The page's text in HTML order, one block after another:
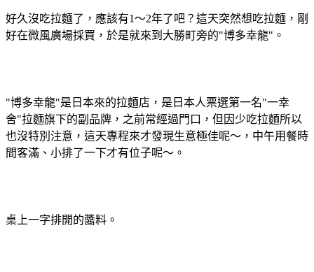
好久沒吃拉麵了，應該有1～2年了吧？這天突然想吃拉麵，剛
好在微風廣場採買，於是就來到大勝町旁的"博多幸龍"。
"博多幸龍"是日本來的拉麵店，是日本人票選第一名"一幸
舍"拉麵旗下的副品牌，之前常經過門口，但因少吃拉麵所以
也沒特別注意，這天專程來才發現生意極佳呢～，中午用餐時
間客滿、小排了一下才有位子呢～。
桌上一字排開的醬料。